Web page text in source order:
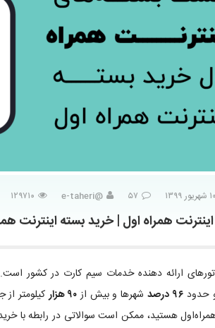
۵۷ @e-taheri ۱۲۹۷۱۰
همراه اول | خرید بسته اینترنت
ارائه دهنده خدمات سیم کارت در کشور
حدود ۹۶ درصد شهرها و بیش از۹۰ هزار
کیلومتر
هستید، ممکن است سوالاتی در رابطه با